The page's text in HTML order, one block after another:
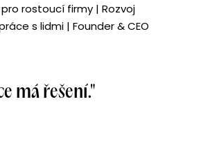
rostoucí firmy | Rozvoj
s lidmi | Founder & CEO
má řešení."